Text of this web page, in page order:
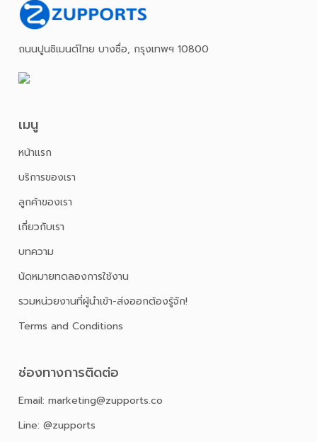
ถนนปูนซิเมนต์ไทย บางซื่อ, กรุงเทพฯ 10800
เมนู
หน้าเเรก
บริการของเรา
ลูกค้าของเรา
เกี่ยวกับเรา
บทความ
นัดหมายทดลองการใช้งาน
รวมหน่วยงานที่ผู้นำเข้า-ส่งออกต้องรู้จัก!
Terms and Conditions
ช่องทางการติดต่อ
Email: marketing@zupports.co
Line: @zupports